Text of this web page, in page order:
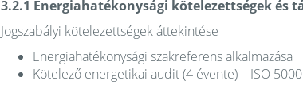
3.2.1 Energiahatékonysági kötelezettségek és
Jogszabályi kötelezettségek áttekintése
Energiahatékonysági szakreferens alkalmazása
Kötelező energetikai audit (4 évente) – ISO